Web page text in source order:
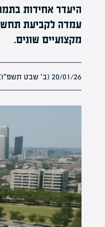
היעדר אחידות
עמדה לקביעת
מקצועיים שונים.
20/01/26 (ב׳ שבט תשפ״ו)